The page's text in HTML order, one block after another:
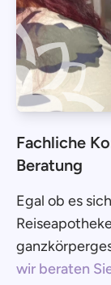
Fachliche
Beratung
Egal ob es
wir beraten